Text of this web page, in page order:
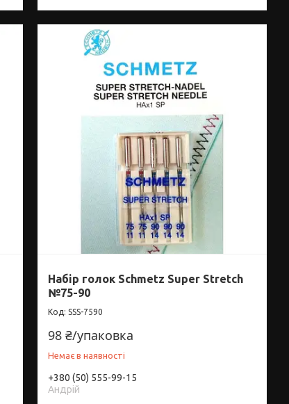
Набір голок Schmetz Super Stretch
№75-90
SSS-7590
98 ₴/упаковка
Немає в наявності
+380 (50) 555-99-15
Андрій